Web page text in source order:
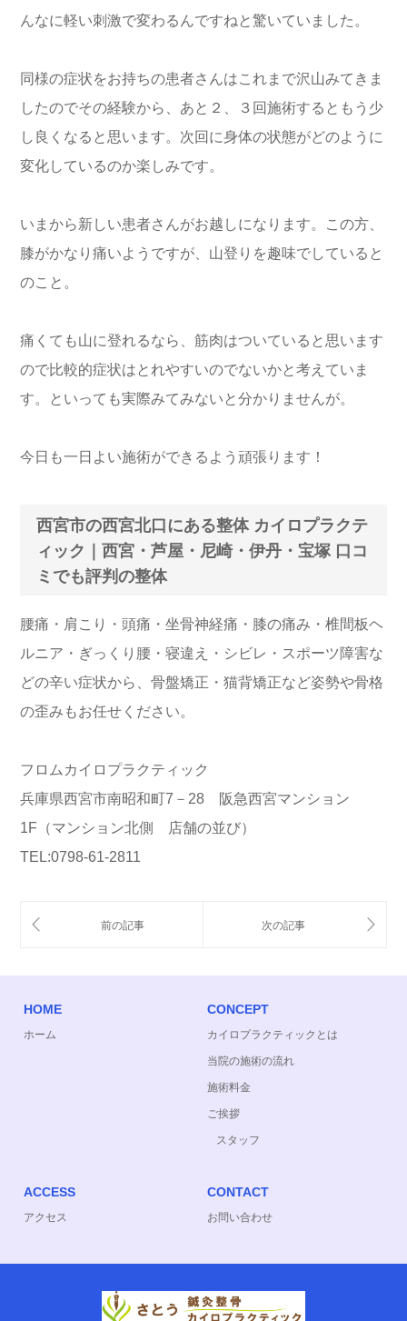
んなに軽い刺激で変わるんですねと驚いていました。
同様の症状をお持ちの患者さんはこれまで沢山みてきま
したのでその経験から、あと２、３回施術するともう少
し良くなると思います。次回に身体の状態がどのように
変化しているのか楽しみです。
いまから新しい患者さんがお越しになります。この方、
膝がかなり痛いようですが、山登りを趣味でしていると
のこと。
痛くても山に登れるなら、筋肉はついていると思います
ので比較的症状はとれやすいのでないかと考えていま
す。といっても実際みてみないと分かりませんが。
今日も一日よい施術ができるよう頑張ります！
西宮市の西宮北口にある整体 カイロプラクテ
ィック｜西宮・芦屋・尼崎・伊丹・宝塚 口コ
ミでも評判の整体
腰痛・肩こり・頭痛・坐骨神経痛・膝の痛み・椎間板ヘ
ルニア・ぎっくり腰・寝違え・シビレ・スポーツ障害な
どの辛い症状から、骨盤矯正・猫背矯正など姿勢や骨格
の歪みもお任せください。
フロムカイロプラクティック
兵庫県西宮市南昭和町7－28 阪急西宮マンション
1F（マンション北側 店舗の並び）
TEL:0798-61-2811
HOME
ホーム
CONCEPT
カイロプラクティックとは
当院の施術の流れ
施術料金
ご挨拶
スタッフ
ACCESS
アクセス
CONTACT
お問い合わせ